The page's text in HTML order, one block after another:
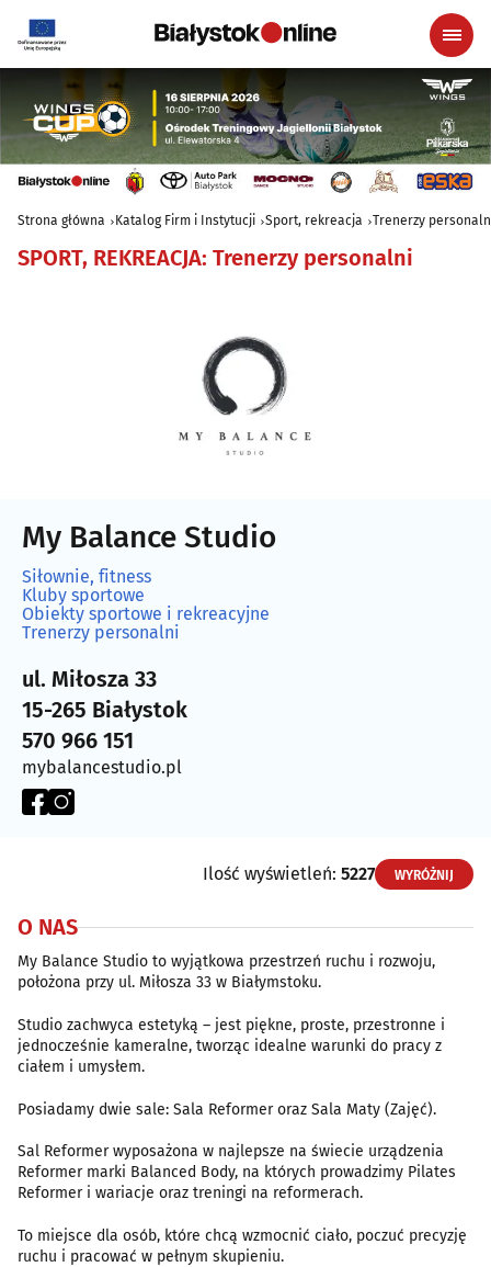
Strona główna Katalog Firm i Instytucji Sport, rekreacja Trenerzy
SPORT, REKREACJA: Trenerzy personalni
My Balance Studio
Siłownie, fitness
Kluby sportowe
Obiekty sportowe i rekreacyjne
Trenerzy personalni
ul. Miłosza 33
15-265 Białystok
570 966 151
mybalancestudio.pl
Ilość wyświetleń: 5227 WYRÓŻNIJ
O NAS
My Balance Studio to wyjątkowa przestrzeń ruchu i rozwoju,
położona przy ul. Miłosza 33 w Białymstoku.
Studio zachwyca estetyką – jest piękne, proste, przestronne i
jednocześnie kameralne, tworząc idealne warunki do pracy z
ciałem i umysłem.
Posiadamy dwie sale: Sala Reformer oraz Sala Maty (Zajęć).
Sal Reformer wyposażona w najlepsze na świecie urządzenia
Reformer marki Balanced Body, na których prowadzimy Pilates
Reformer i wariacje oraz treningi na reformerach.
To miejsce dla osób, które chcą wzmocnić ciało, poczuć precyzję
ruchu i pracować w pełnym skupieniu.